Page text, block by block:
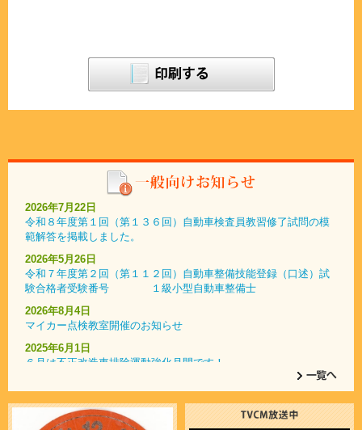
2026年7月22日
令和８年度第１回（第１３６回）自動車検査員教習修了試問の模
範解答を掲載しました。
2026年5月26日
令和７年度第２回（第１１２回）自動車整備技能登録（口述）試
験合格者受験番号 １級小型自動車整備士
2026年8月4日
マイカー点検教室開催のお知らせ
2025年6月1日
６月は不正改造車排除運動強化月間です！
2025年1月9日